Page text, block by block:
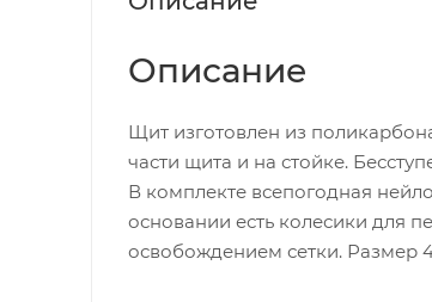
Описание
Щит изготовлен из
части щита и на стойке.
В комплекте всепогодная
основании есть колесики для
освобождением сетки. Размер